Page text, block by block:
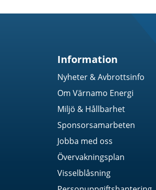
Information
Nyheter & Avbrottsinfo
Om Värnamo Energi
Miljö & Hållbarhet
Sponsorsamarbeten
Jobba med oss
Övervakningsplan
Visselblåsning